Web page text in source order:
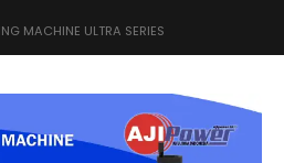
MACHINE ULTRA SERIES